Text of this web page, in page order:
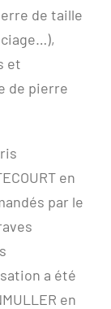
de taille
et
de pierre
en
par le
a été
en